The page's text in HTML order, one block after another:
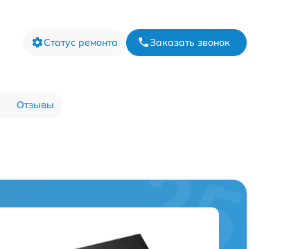
Статус ремонта Заказать звонок
Отзывы